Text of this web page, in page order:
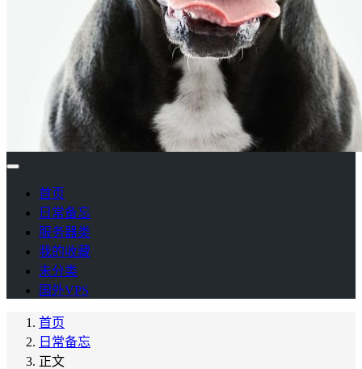
首页
日常备忘
服务器类
我的收藏
未分类
国外VPS
首页
日常备忘
正文